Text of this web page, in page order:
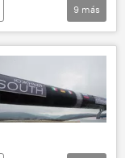
9 más